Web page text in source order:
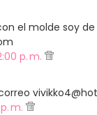
el molde soy de
p. m.
m.